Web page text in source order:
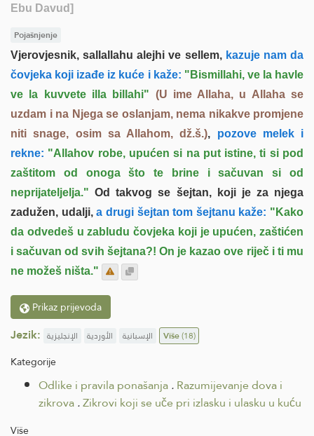
Ebu Davud]
Pojašnjenje
Vjerovjesnik, sallallahu alejhi ve sellem,kazuje nam da
čovjeka koji izađe iz kuće i kaže: "Bismillahi, ve la havle
ve la kuvvete illa billahi" (U ime Allaha, u Allaha se
uzdam i na Njega se oslanjam, nema nikakve promjene
niti snage, osim sa Allahom, dž.š.), pozove melek i
rekne: "Allahov robe, upućen si na put istine, ti si pod
zaštitom od onoga što te brine i sačuvan si od
neprijateljelja." Od takvog se šejtan, koji je za njega
zadužen, udalji,a drugi šejtan tom šejtanu kaže: "Kako
da odvedeš u zabludu čovjeka koji je upućen, zaštićen
i sačuvan od svih šejtana?! On je kazao ove riječ i ti mu
ne možeš ništa."
Prikaz prijevoda
Jezik: الإنجليزية الأوردية الإسبانية Više(18)
Kategorije
Odlike i pravila ponašanja.Razumijevanje dova i
zikrova.Zikrovi koji se uče pri izlasku i ulasku u kuću
Više